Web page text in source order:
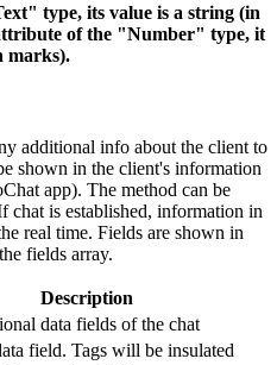
type, its value is a string (in
of the "Number" type, it
marks).
additional info about the client to
shown in the client's information
app). The method can be
chat is established, information in
real time. Fields are shown in
fields array.
Description
data fields of the chat
field. Tags will be insulated